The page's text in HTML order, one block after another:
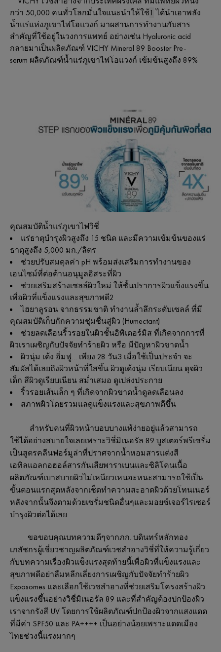
กว่า 50,000 คนทั่วโลกมั่นใจแนะนำให้ใช้1 ได้นำเอาพลัง
น้ำแร่แห่งภูเขาไฟโอแวงก์ มาผสานการทำงานกับสาร
สำคัญที่ใช้อยู่ในวงการแพทย์ อย่างเช่น Hyaluronic acid
กลายมาเป็นผลิตภัณฑ์ VICHY Mineral 89 Booster Pre-
serum ผลิตภัณฑ์น้ำแร่ภูเขาไฟโอแวงก์ เข้มข้นสูงถึง 89%
คุณสมบัติน้ำแร่ภูเขาไฟวิชี่
แร่ธาตุบำรุงผิวสูงถึง 15 ชนิด และมีความเข้มข้นของแร่
ธาตุสูงถึง 5,000 มก./ลิตร
ช่วยปรับสมดุลค่า pH พร้อมส่งเสริมการทำงานของ
เอนไซม์ที่ต่อต้านอนุมูลอิสระที่ผิว
ช่วยเสริมสร้างเซลล์ผิวใหม่ ให้ชั้นปราการผิวแข็งแรงขึ้น
เพื่อผิวที่แข็งแรงและสุขภาพดี2
ไฮยาลูรอน จากธรรมชาติทำงานล้ำลึกระดับเซลล์ ที่มี
คุณสมบัติเก็บกักความชุ่มชื่นสู่ผิว (Humectant)
ช่วยลดเลือนริ้วรอยในผิวชั้นอิพิเดอร์มิส ที่เกิดจากการที่
ผิวเราเผชิญกับปัจจัยทำร้ายผิว หรือ มีปัญหาผิวขาดน้ำ
ผิวนุ่ม เด้ง อิ่มฟู… เพียง 28 วัน3 เมื่อใช้เป็นประจำ จะ
สัมผัสได้เลยถึงผิวหน้าที่ใสขึ้นผิวดูเด้งนุ่ม เรียบเนียน ดุจผิว
เด็ก สีผิวดูเรียบเนียน สม่ำเสมอ ดูเปล่งประกาย
ริ้วรอยเส้นเล็ก ๆ ที่เกิดจากผิวขาดน้ำดูลดเลือนลง
สภาพผิวโดยรวมแลดูแข็งแรงและสุขภาพดีขึ้น
สำหรับคนที่ผิวหน้าบอบบางแพ้ง่ายอยู่แล้วสามารถ
ใช้ได้อย่างสบายใจเลยเพราะวิชี่มิเนอรัล 89 บูสเตอร์พรีเซรั่ม
เป็นสูตรคลีนฟอร์มูล่าที่ปราศจากน้ำหอมสารแต่งสี
เอทิลแอลกอฮอล์สารกันเสียพาราเบนและซิลิโคนเนื้อ
ผลิตภัณฑ์เบาสบายผิวไม่เหนียวเหนอะหนะสามารถใช้เป็น
ขั้นตอนแรกสุดหลังจากเช็ดทำความสะอาดผิวด้วยโทนเนอร์
หลังจากนั้นจึงตามด้วยเซรั่มชนิดอื่นๆและมอยซ์เจอร์ไรเซอร์
บำรุงผิวต่อได้เลย
ขอขอบคุณบทความดีๆจากภก. บดินทร์หลักทอง
เภสัชกรผู้เชี่ยวชาญผลิตภัณฑ์เวชสำอางวิชี่ที่ให้ความรู้เกี่ยว
กับบทความเรื่องผิวแข็งแรงสุดท้ายนี้เพื่อผิวที่แข็งแรงและ
สุขภาพดีอย่าลืมหลีกเลี่ยงการเผชิญกับปัจจัยทำร้ายผิว
Exposomes และเลือกใช้เวชสำอางที่ช่วยเสริมโครงสร้างผิว
แข็งแรงขึ้นอย่างวิชี่มิเนอรัล 89 และที่สำคัญต้องปกป้องผิว
เราจากรังสี UVโดยการใช้ผลิตภัณฑ์ปกป้องผิวจากแสงแดด
ที่มีค่า SPF50 และ PA++++ เป็นอย่างน้อยเพราะแดดเมือง
ไทยช่วงนี้แรงมากๆ